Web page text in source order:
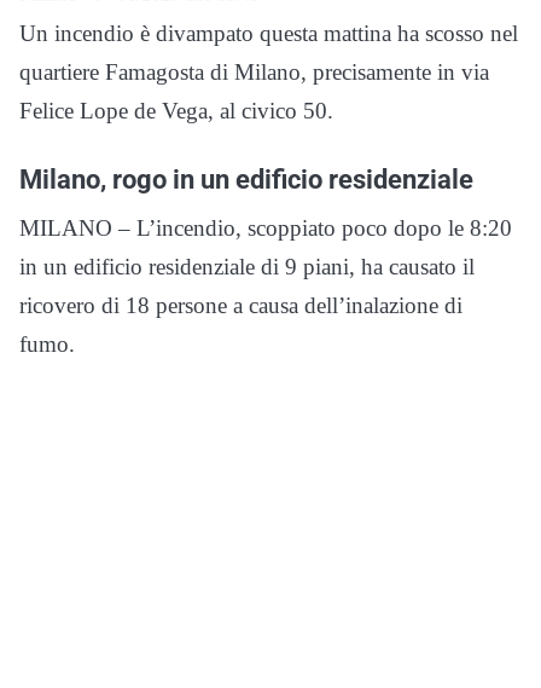
Un incendio è divampato questa mattina ha scosso nel
quartiere Famagosta di Milano, precisamente in via
Felice Lope de Vega, al civico 50.
Milano, rogo in un edificio residenziale
MILANO – L’incendio, scoppiato poco dopo le 8:20
in un edificio residenziale di 9 piani, ha causato il
ricovero di 18 persone a causa dell’inalazione di
fumo.